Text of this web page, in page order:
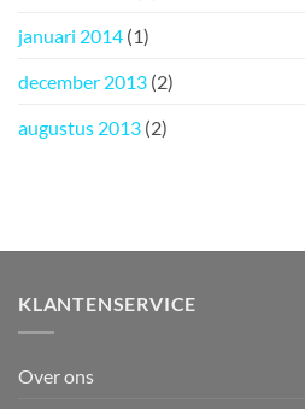
januari 2014 (1)
december 2013 (2)
augustus 2013 (2)
KLANTENSERVICE
Over ons